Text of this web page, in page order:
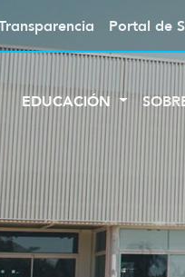
Portal de
EDUCACIÓN